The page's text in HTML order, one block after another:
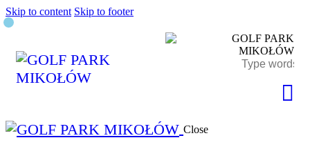
Skip to content Skip to footer
Close